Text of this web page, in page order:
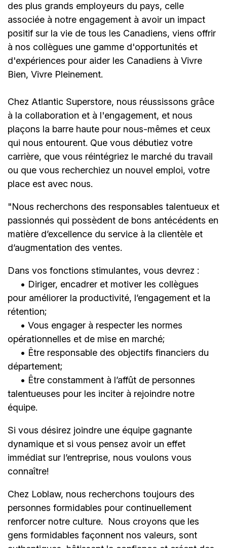
des plus grands employeurs du pays, celle
associée à notre engagement à avoir un impact
positif sur la vie de tous les Canadiens, viens offrir
à nos collègues une gamme d'opportunités et
d'expériences pour aider les Canadiens à Vivre
Bien, Vivre Pleinement.
Chez Atlantic Superstore, nous réussissons grâce
à la collaboration et à l'engagement, et nous
plaçons la barre haute pour nous-mêmes et ceux
qui nous entourent. Que vous débutiez votre
carrière, que vous réintégriez le marché du travail
ou que vous recherchiez un nouvel emploi, votre
place est avec nous.
"Nous recherchons des responsables talentueux et
passionnés qui possèdent de bons antécédents en
matière d’excellence du service à la clientèle et
d’augmentation des ventes.
Dans vos fonctions stimulantes, vous devrez :
• Diriger, encadrer et motiver les collègues
pour améliorer la productivité, l’engagement et la
rétention;
• Vous engager à respecter les normes
opérationnelles et de mise en marché;
• Être responsable des objectifs financiers du
département;
• Être constamment à l’affût de personnes
talentueuses pour les inciter à rejoindre notre
équipe.
Si vous désirez joindre une équipe gagnante
dynamique et si vous pensez avoir un effet
immédiat sur l’entreprise, nous voulons vous
connaître!
Chez Loblaw, nous recherchons toujours des
personnes formidables pour continuellement
renforcer notre culture. Nous croyons que les
gens formidables façonnent nos valeurs, sont